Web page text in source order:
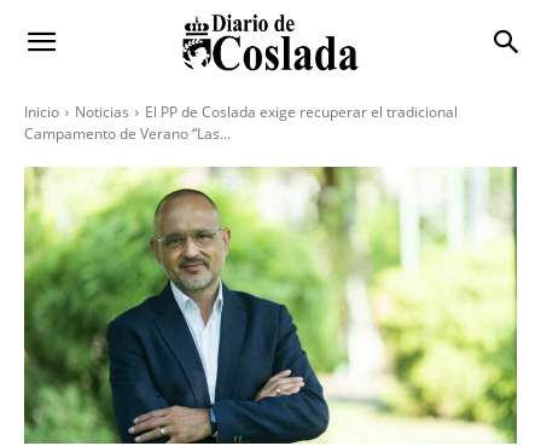
Inicio Noticias
El PP de Coslada exige recuperar el tradicional
Campamento de Verano “Las...